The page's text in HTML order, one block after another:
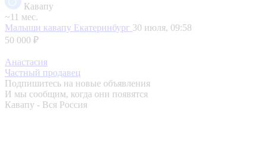
Кавапу
~11 мес.
Малыши кавапу Екатеринбург 30 июля, 09:58
50 000 ₽
Анастасия
Частный продавец
Подпишитесь на новые объявления
И мы сообщим, когда они появятся
Кавапу - Вся Россия